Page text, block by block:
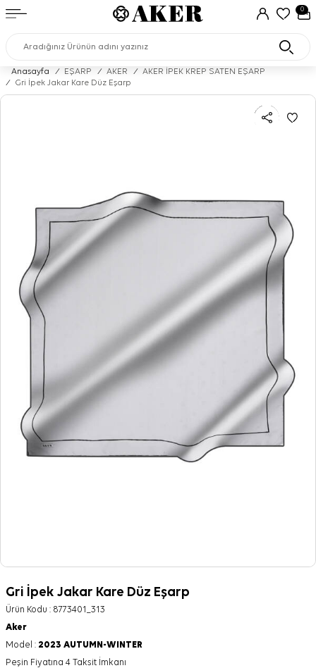
0
Anasayfa / EŞARP / AKER /
AKER İPEK KREP SATEN EŞARP
/
Gri İpek Jakar Kare Düz Eşarp
Gri İpek Jakar Kare Düz Eşarp
Ürün Kodu : 8773401_313
Aker
Model : 2023 AUTUMN-WINTER
Peşin Fiyatına 4 Taksit İmkanı